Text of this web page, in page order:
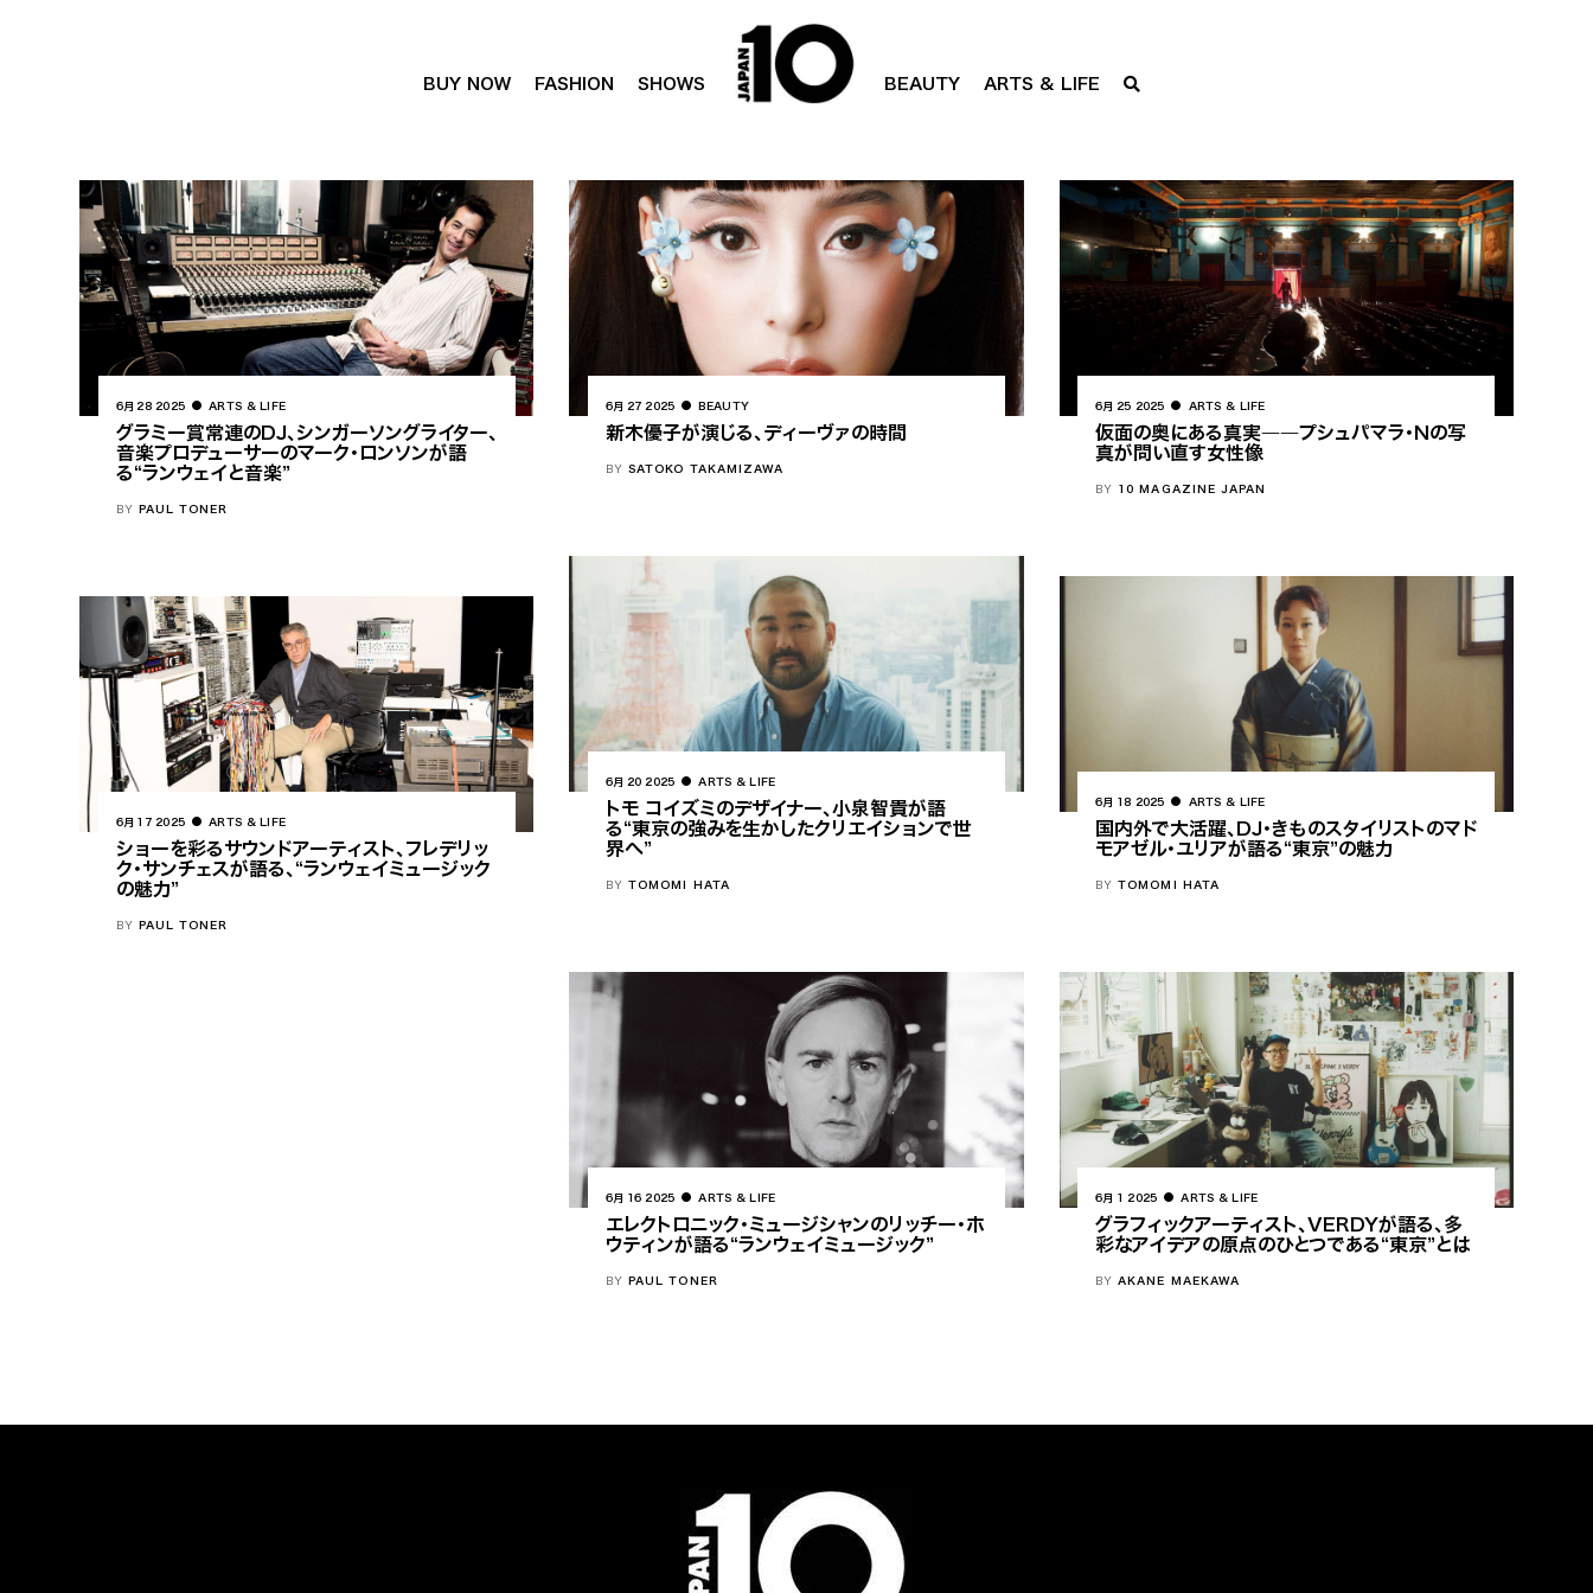
BUY NOW FASHION SHOWS BEAUTY ARTS & LIFE
6月 28 2025 ARTS & LIFE
グラミー賞常連のDJ、シンガーソングライター、
音楽プロデューサーのマーク・ロンソンが語
る“ランウェイと音楽”
BY PAUL TONER
6月 27 2025 BEAUTY
新木優子が演じる、ディーヴァの時間
BY SATOKO TAKAMIZAWA
6月 25 2025 ARTS & LIFE
仮面の奥にある真実――プシュパマラ・Nの写
真が問い直す女性像
BY 10 MAGAZINE JAPAN
6月 20 2025 ARTS & LIFE
トモ コイズミのデザイナー、小泉智貴が語
る“東京の強みを生かしたクリエイションで世
界へ”
BY TOMOMI HATA
6月 18 2025 ARTS & LIFE
国内外で大活躍、DJ・きものスタイリストのマド
モアゼル・ユリアが語る“東京”の魅力
BYTOMOMI HATA
6月 17 2025 ARTS & LIFE
ショーを彩るサウンドアーティスト、フレデリッ
ク・サンチェスが語る、“ランウェイミュージック
の魅力”
BY PAUL TONER
6月 16 2025 ARTS & LIFE
エレクトロニック・ミュージシャンのリッチー・ホ
ウティンが語る“ランウェイミュージック”
BY PAUL TONER
6月 1 2025 ARTS & LIFE
グラフィックアーティスト、VERDYが語る、多
彩なアイデアの原点のひとつである“東京”とは
BYAKANE MAEKAWA